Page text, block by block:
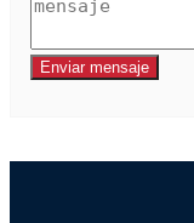
Enviar mensaje